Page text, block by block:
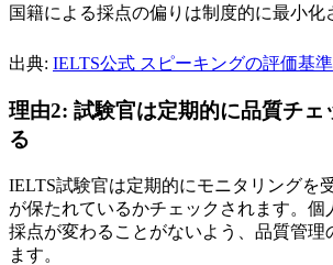
国籍による採点の偏りは制度的に最小化
出典: IELTS公式 スピーキングの評価基準
理由2: 試験官は定期的に品質チェ
る
IELTS試験官は定期的にモニタリングを
が保たれているかチェックされます。個
採点が変わることがないよう、品質管理
ます。